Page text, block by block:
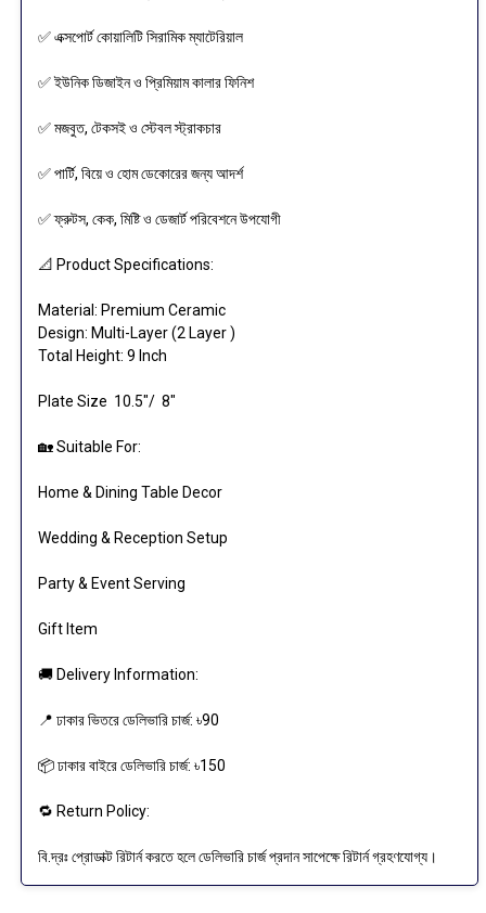
✅ এক্সপোর্ট কোয়ালিটি সিরামিক ম্যাটেরিয়াল
✅ ইউনিক ডিজাইন ও প্রিমিয়াম কালার ফিনিশ
✅ মজবুত, টেকসই ও স্টেবল স্ট্রাকচার
✅ পার্টি, বিয়ে ও হোম ডেকোরের জন্য আদর্শ
✅ ফ্রুটস, কেক, মিষ্টি ও ডেজার্ট পরিবেশনে উপযোগী
📐 Product Specifications:
Material: Premium Ceramic
Design: Multi-Layer (2 Layer )
Total Height: 9 Inch
Plate Size 10.5"/ 8"
🏡 Suitable For:
Home & Dining Table Decor
Wedding & Reception Setup
Party & Event Serving
Gift Item
🚚 Delivery Information:
📍 ঢাকার ভিতরে ডেলিভারি চার্জ: ৳90
📦 ঢাকার বাইরে ডেলিভারি চার্জ: ৳150
🔁 Return Policy:
বি.দ্রঃ প্রোডাক্ট রিটার্ন করতে হলে ডেলিভারি চার্জ প্রদান সাপেক্ষে রিটার্ন গ্রহণযোগ্য।